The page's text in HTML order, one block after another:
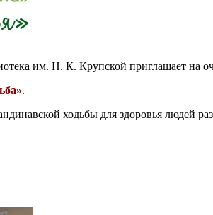
им. Н. К. Крупской приглашает на
.
ходьбы для здоровья людей